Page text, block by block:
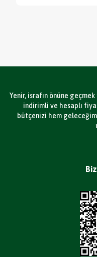
Yenir, israfın önüne
indirimli ve hesaplı
bütçenizi hem